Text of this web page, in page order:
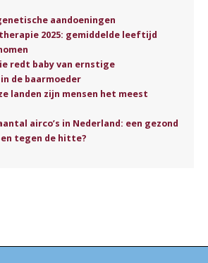
aandoeningen
2025: gemiddelde leeftijd
redt baby van ernstige
de baarmoeder
landen zijn mensen het meest
airco’s in Nederland: een gezond
tegen de hitte?